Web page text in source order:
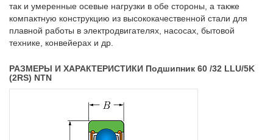
так и умеренные осевые нагрузки в обе стороны, а также
компактную конструкцию из высококачественной стали для
плавной работы в электродвигателях, насосах, бытовой
технике, конвейерах и др.
РАЗМЕРЫ И ХАРАКТЕРИСТИКИ Подшипник 60 /32 LLU/5K
(2RS) NTN